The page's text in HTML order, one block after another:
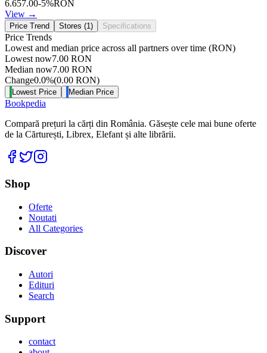
6.657.00-5%RON
View →
Price Trend Stores (1) Specifications
Price Trends
Lowest and median price across all partners over time (RON)
Lowest now7.00 RON
Median now7.00 RON
Change0.0%(0.00 RON)
Lowest Price Median Price
Bookpedia
Compară prețuri la cărți din România. Găsește cele mai bune oferte
de la Cărturești, Librex, Elefant și alte librării.
Facebook
Twitter
Shop
Oferte
Noutati
All Categories
Discover
Autori
Edituri
Search
Support
contact